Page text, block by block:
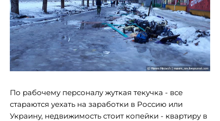
По рабочему персоналу жуткая текучка - все
стараются уехать на заработки в Россию или
Украину, недвижимость стоит копейки - квартиру в